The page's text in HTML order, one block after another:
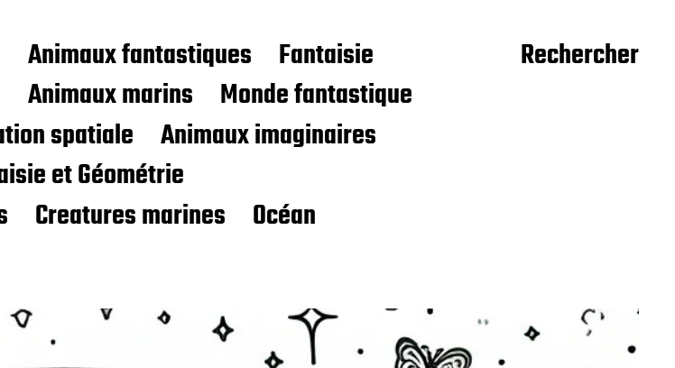
Animaux fantastiques
Fantaisie
Animaux marins
Monde fantastique
spatiale
Animaux imaginaires
et Géométrie
Creatures marines
Océan
Rechercher